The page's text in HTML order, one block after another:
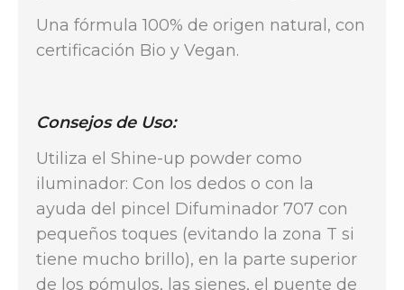
Una fórmula 100% de origen natural, con
certificación Bio y Vegan.
Consejos de Uso:
Utiliza el Shine-up powder como
iluminador: Con los dedos o con la
ayuda del pincel Difuminador 707 con
pequeños toques (evitando la zona T si
tiene mucho brillo), en la parte superior
de los pómulos, las sienes, el puente de